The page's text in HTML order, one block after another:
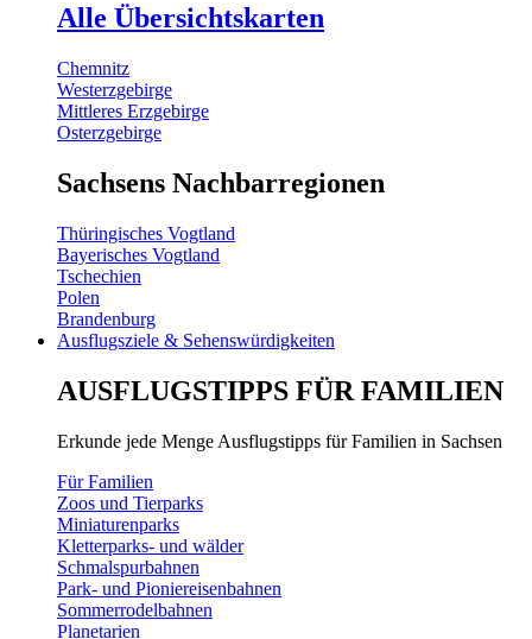
Alle Übersichtskarten
Chemnitz
Westerzgebirge
Mittleres Erzgebirge
Osterzgebirge
Sachsens Nachbarregionen
Thüringisches Vogtland
Bayerisches Vogtland
Tschechien
Polen
Brandenburg
Ausflugsziele & Sehenswürdigkeiten
AUSFLUGSTIPPS FÜR FAMILIEN
Erkunde jede Menge Ausflugstipps für Familien in Sachsen
Für Familien
Zoos und Tierparks
Miniaturenparks
Kletterparks- und wälder
Schmalspurbahnen
Park- und Pioniereisenbahnen
Sommerrodelbahnen
Planetarien